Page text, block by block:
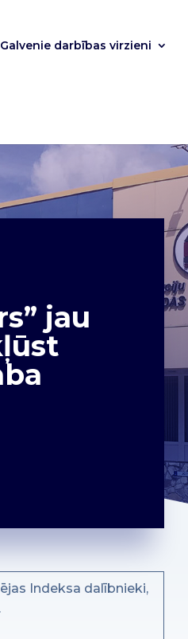
Galvenie darbības virzieni
jau
Indeksa dalībnieki,